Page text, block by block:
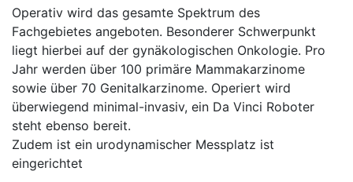
Operativ wird das gesamte Spektrum des
Fachgebietes angeboten. Besonderer Schwerpunkt
liegt hierbei auf der gynäkologischen Onkologie. Pro
Jahr werden über 100 primäre Mammakarzinome
sowie über 70 Genitalkarzinome. Operiert wird
überwiegend minimal-invasiv, ein Da Vinci Roboter
steht ebenso bereit.
Zudem ist ein urodynamischer Messplatz ist
eingerichtet